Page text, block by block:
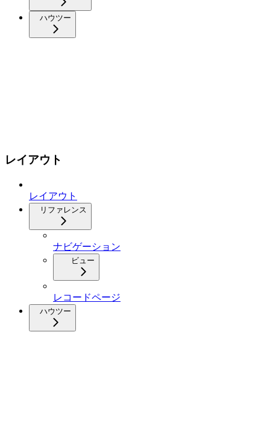
ハウツー
レイアウト
レイアウト
リファレンス
ナビゲーション
ビュー
レコードページ
ハウツー